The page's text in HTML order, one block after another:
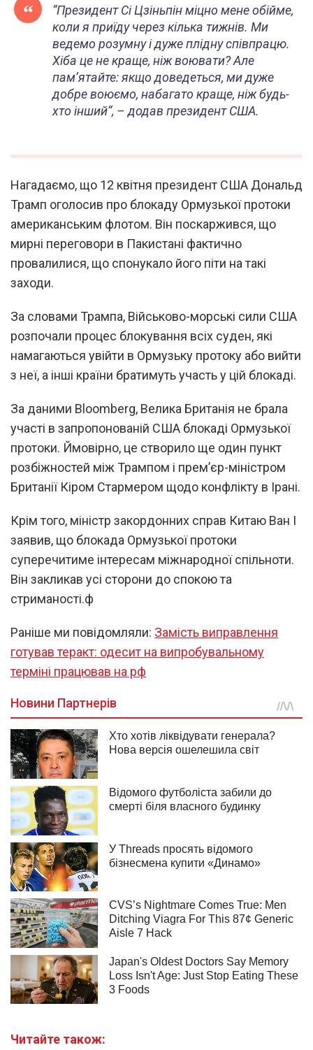
“Президент Сі Цзіньпін міцно мене обійме,
коли я приїду через кілька тижнів. Ми
ведемо розумну і дуже плідну співпрацю.
Хіба це не краще, ніж воювати? Але
пам’ятайте: якщо доведеться, ми дуже
добре воюємо, набагато краще, ніж будь-
хто інший“, – додав президент США.
Нагадаємо, що 12 квітня президент США Дональд
Трамп оголосив про блокаду Ормузької протоки
американським флотом. Він поскаржився, що
мирні переговори в Пакистані фактично
провалилися, що спонукало його піти на такі
заходи.
За словами Трампа, Військово-морські сили США
розпочали процес блокування всіх суден, які
намагаються увійти в Ормузьку протоку або вийти
з неї, а інші країни братимуть участь у цій блокаді.
За даними Bloomberg, Велика Британія не брала
участі в запропонованій США блокаді Ормузької
протоки. Ймовірно, це створило ще один пункт
розбіжностей між Трампом і прем’єр-міністром
Британії Кіром Стармером щодо конфлікту в Ірані.
Крім того, міністр закордонних справ Китаю Ван І
заявив, що блокада Ормузької протоки
суперечитиме інтересам міжнародної спільноти.
Він закликав усі сторони до спокою та
стриманості.ф
Раніше ми повідомляли: Замість виправлення
готував теракт: одесит на випробувальному
терміні працював на рф
Читайте також: